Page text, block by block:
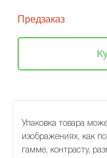
Предзаказ
Упаковка товара
изображениях, как
гамме, контрасту,